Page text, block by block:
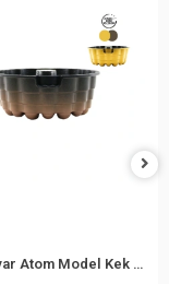
Bidebuvar Atom Model Kek Kalıbı - Döküm Kalıp - Göbekli